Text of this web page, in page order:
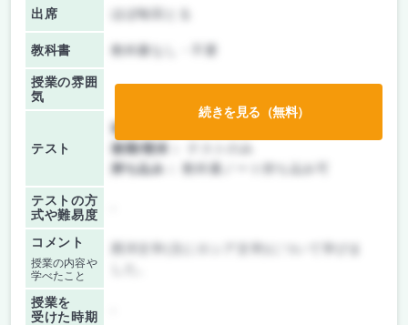
出席 ほぼ毎回とる
教科書 教科書なし・不要
授業の雰囲
気
テスト
前期/中間：
後期/期末：
持ち込み：
教科書ノート持ち込み可
テストの方
式や難易度
コメント
授業の内容や
学べたこと
授業を
受けた時期
続きを見る（無料）